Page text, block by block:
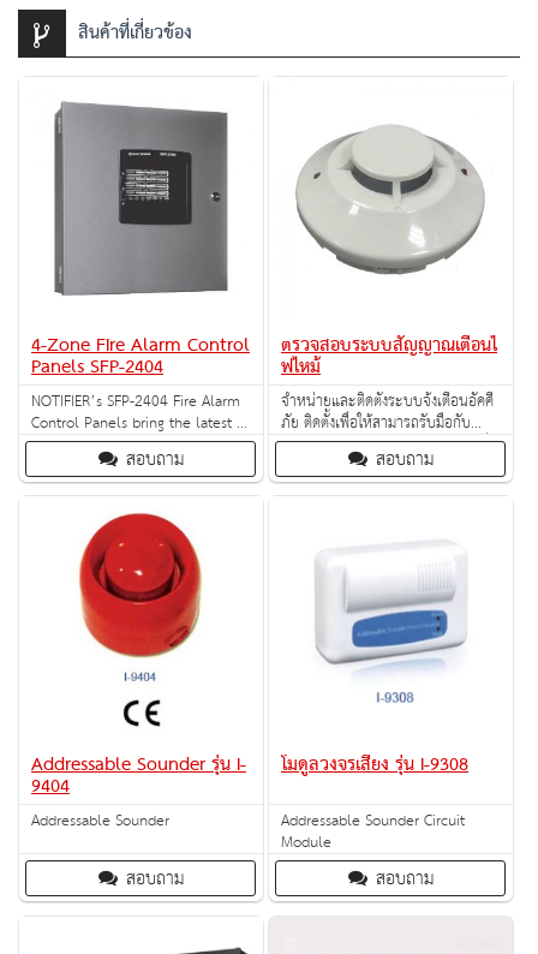
สินค้าที่เกี่ยวข้อง
4-Zone Fire Alarm Control
Panels SFP-2404
NOTIFIER’s SFP-2404 Fire Alarm
Control Panels bring the latest in
microprocessor technology to
conventional fire controls.
สอบถาม
ตรวจสอบระบบสัญญาณเตือนไ
ฟไหม้
จำหน่ายและติดตั้งระบบจ้งเตือนอัคคี
ภัย ติดตั้งเพื่อให้สามารถรับมือกับ
เหตุการณ์เพลิงไหม้ได้อย่างรวดเร็วเมื่อ
เกิดเหตุ จะทำให้ทั้งสามารถช่วยชีวิต
ผู้คน รวมไปถึงป้องกันการเสียหายของ
สอบถาม
Addressable Sounder รุ่น I-
9404
Addressable Sounder
สอบถาม
โมดูลวงจรเสียง รุ่น I-9308
Addressable Sounder Circuit
Module
สอบถาม